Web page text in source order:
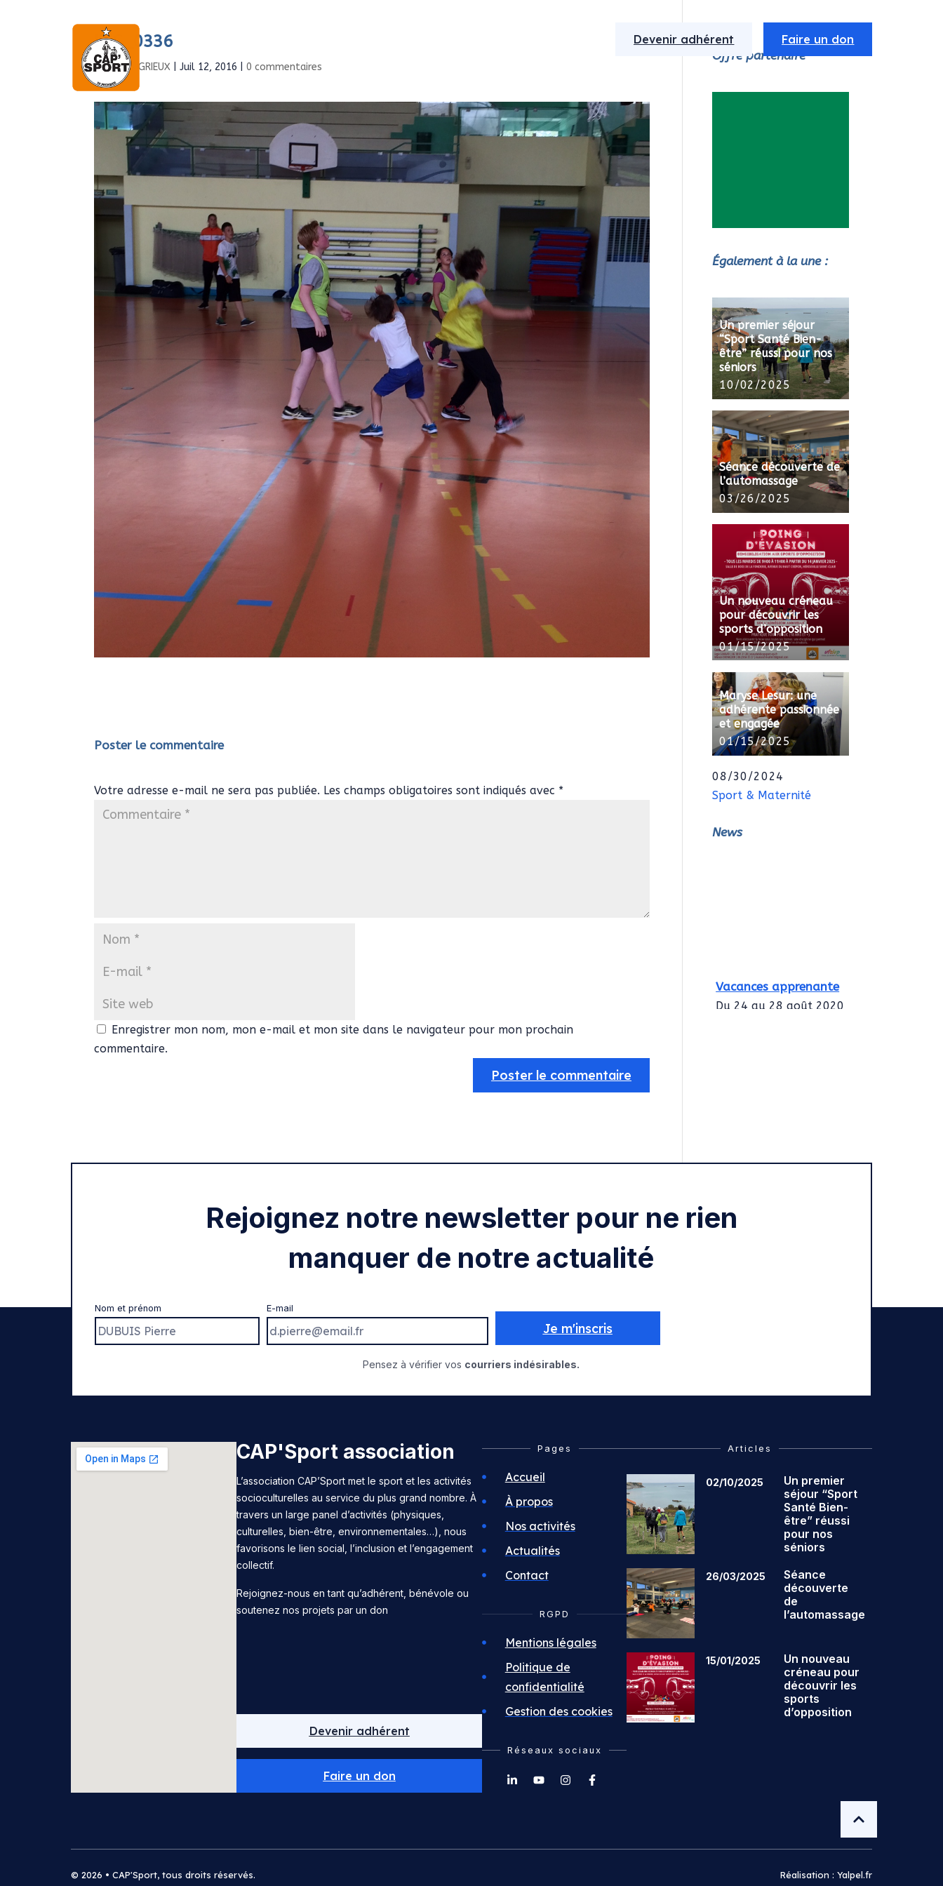
Devenir adhérent Faire un don
IMG_0336
parBoris GRIEUX |Juil 12, 2016 |0 commentaires
Poster le commentaire
Votre adresse e-mail ne sera pas publiée. Les champs obligatoires sont indiqués avec *
Enregistrer mon nom, mon e-mail et mon site dans le navigateur pour mon prochain
commentaire.
Offre partenaire
Également à la une :
Un premier séjour
“Sport Santé Bien-
être” réussi pour nos
séniors
10/02/2025
Séance découverte de
l’automassage
03/26/2025
Un nouveau créneau
pour découvrir les
sports d’opposition
01/15/2025
Maryse Lesur: une
adhérente passionnée
et engagée
01/15/2025
08/30/2024
Sport & Maternité
News
Vacances apprenante
Du 24 au 28 août 2020
Rejoignez notre newsletter pour ne rien
manquer de notre actualité
Nom et prénom E-mail
Je m'inscris
Pensez à vérifier vos courriers indésirables.
CAP'Sport association
L’association CAP’Sport met le sport et les activités
socioculturelles au service du plus grand nombre. À
travers un large panel d’activités (physiques,
culturelles, bien-être, environnementales…), nous
favorisons le lien social, l’inclusion et l’engagement
collectif.
Rejoignez-nous en tant qu’adhérent, bénévole ou
soutenez nos projets par un don
Devenir adhérent
Faire un don
Pages
Accueil
À propos
Nos activités
Actualités
Contact
RGPD
Mentions légales
Politique de
confidentialité
Gestion des cookies
Réseaux sociaux
Articles
02/10/2025
Un premier
séjour “Sport
Santé Bien-
être” réussi
pour nos
séniors
26/03/2025
Séance
découverte
de
l’automassage
15/01/2025
Un nouveau
créneau pour
découvrir les
sports
d’opposition
© 2026 • CAP'Sport, tous droits réservés. Réalisation : Yalpel.fr